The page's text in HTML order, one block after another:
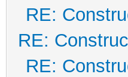
RE:
RE:
RE: